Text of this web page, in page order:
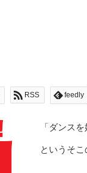
RSS feedly
「ダンス
というそこ